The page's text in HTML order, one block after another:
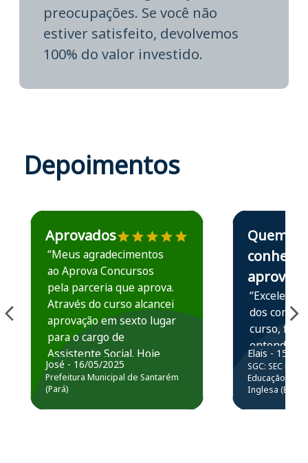
preocupações. Se você não
estiver satisfeito, devolvemos
100% do valor investido.
Depoimentos
Estudante José recomenda o Aprova Concursos em
Aprovados
“Meus agradecimentos
ao Aprova Concursos
pela parceria que aprova.
Através do curso alcancei
aprovação em sexto lugar
para o cargo de
Assistente Social. Hoje
estou atuando na
Prefeitura de Santarém.
José - 16/05/2025
Prefeitura Municipal de Santarém
(Pará)
Estudante Elais
Quem
conhece,
aprova
“Excelente
dos
curso,
entender e
prática
resolução
questões.”
Elais - 15/07/
SGC: SEC BA
Educação
Inglesa (Edital